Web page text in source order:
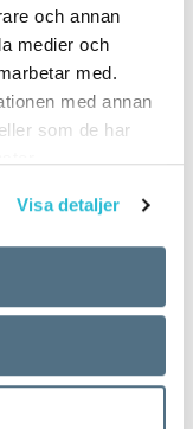
och annan
medier och
med.
med annan
som de har
Visa detaljer
får inte
blomstra
med kvinnors
hälsa”, läser jag på
Facebooksida. Jag